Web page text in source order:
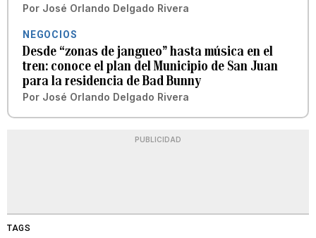
Por José Orlando Delgado Rivera
NEGOCIOS
Desde “zonas de jangueo” hasta música en el
tren: conoce el plan del Municipio de San Juan
para la residencia de Bad Bunny
Por José Orlando Delgado Rivera
PUBLICIDAD
TAGS